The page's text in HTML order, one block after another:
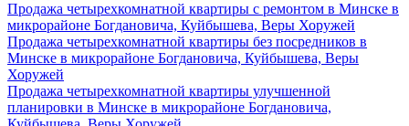
Продажа четырехкомнатной квартиры с ремонтом в Минске в
микрорайоне Богдановича, Куйбышева, Веры Хоружей
Продажа четырехкомнатной квартиры без посредников в
Минске в микрорайоне Богдановича, Куйбышева, Веры
Хоружей
Продажа четырехкомнатной квартиры улучшенной
планировки в Минске в микрорайоне Богдановича,